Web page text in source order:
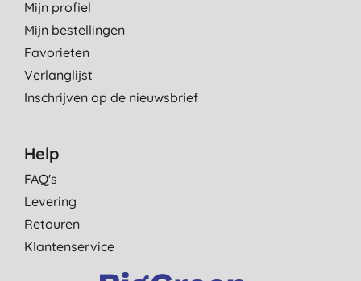
Mijn profiel
Mijn bestellingen
Favorieten
Verlanglijst
Inschrijven op de nieuwsbrief
Help
FAQ's
Levering
Retouren
Klantenservice